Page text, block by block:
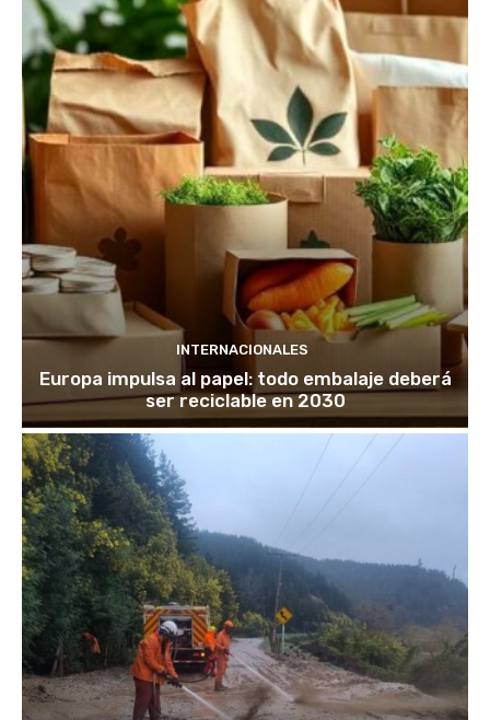
INTERNACIONALES
Europa impulsa al papel: todo embalaje deberá
ser reciclable en 2030